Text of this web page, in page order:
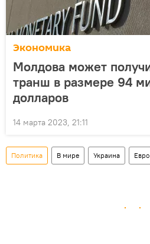
Экономика
Молдова может
транш в размере 94
долларов
14 марта 2023, 21:11
Политика В мире Украина